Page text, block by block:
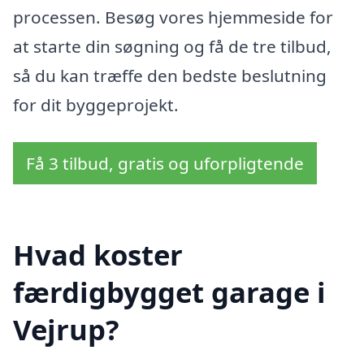
processen. Besøg vores hjemmeside for
at starte din søgning og få de tre tilbud,
så du kan træffe den bedste beslutning
for dit byggeprojekt.
Få 3 tilbud, gratis og uforpligtende
Hvad koster
færdigbygget garage i
Vejrup?